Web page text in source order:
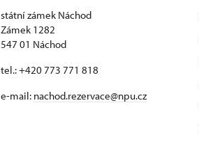
státní zámek Náchod
Zámek 1282
547 01 Náchod
tel.: +420 773 771 818
e-mail: nachod.rezervace@npu.cz